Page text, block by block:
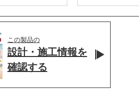
この製品の
設計・施工情報を
確認する